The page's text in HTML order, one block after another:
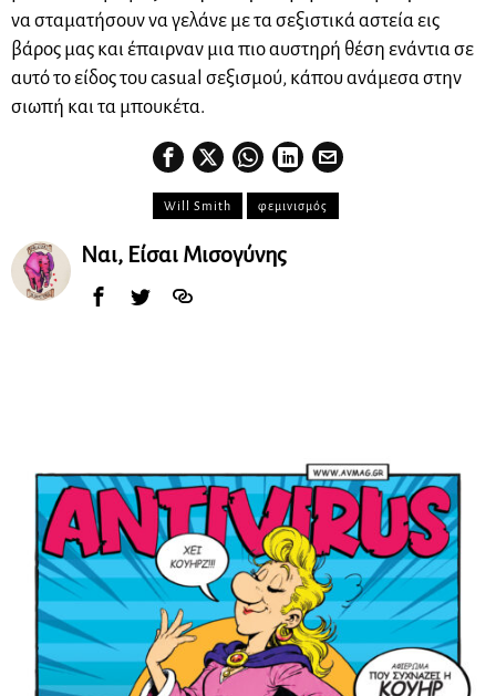
να σταματήσουν να γελάνε με τα σεξιστικά αστεία εις
βάρος μας και έπαιρναν μια πιο αυστηρή θέση ενάντια σε
αυτό το είδος του casual σεξισμού, κάπου ανάμεσα στην
σιωπή και τα μπουκέτα.
Will Smith φεμινισμός
Ναι, Είσαι Μισογύνης